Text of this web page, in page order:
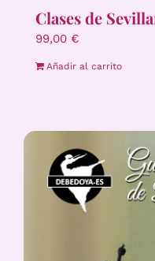
Clases de
99,00 €
Añadir al carrito